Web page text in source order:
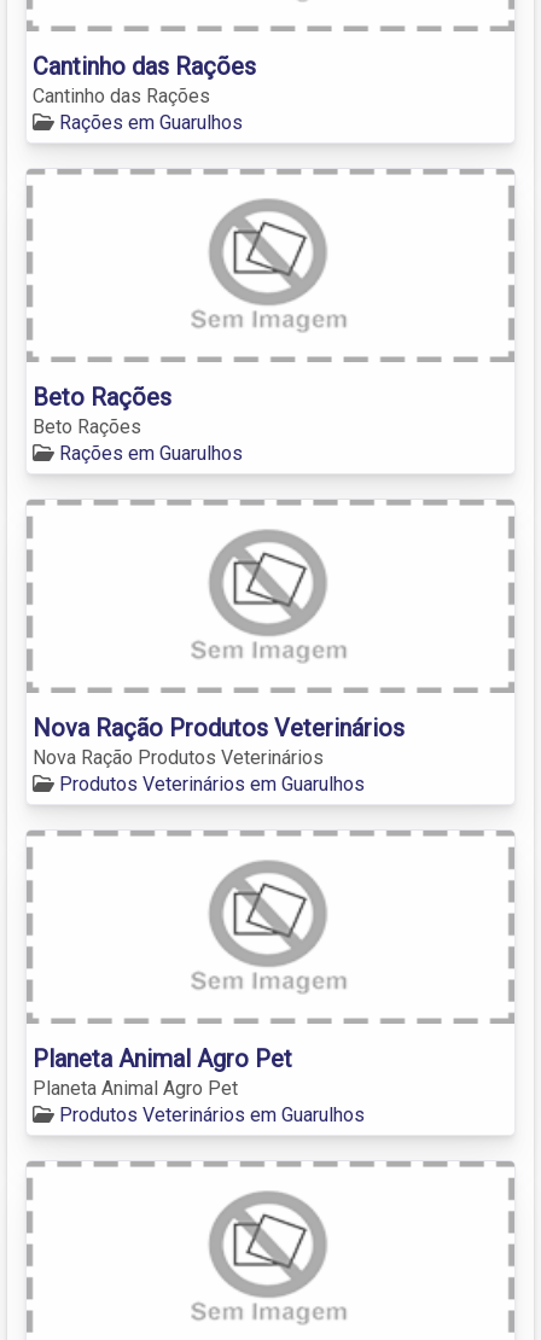
Cantinho das Rações
Cantinho das Rações
Rações em Guarulhos
Beto Rações
Beto Rações
Rações em Guarulhos
Nova Ração Produtos Veterinários
Nova Ração Produtos Veterinários
Produtos Veterinários em Guarulhos
Planeta Animal Agro Pet
Planeta Animal Agro Pet
Produtos Veterinários em Guarulhos